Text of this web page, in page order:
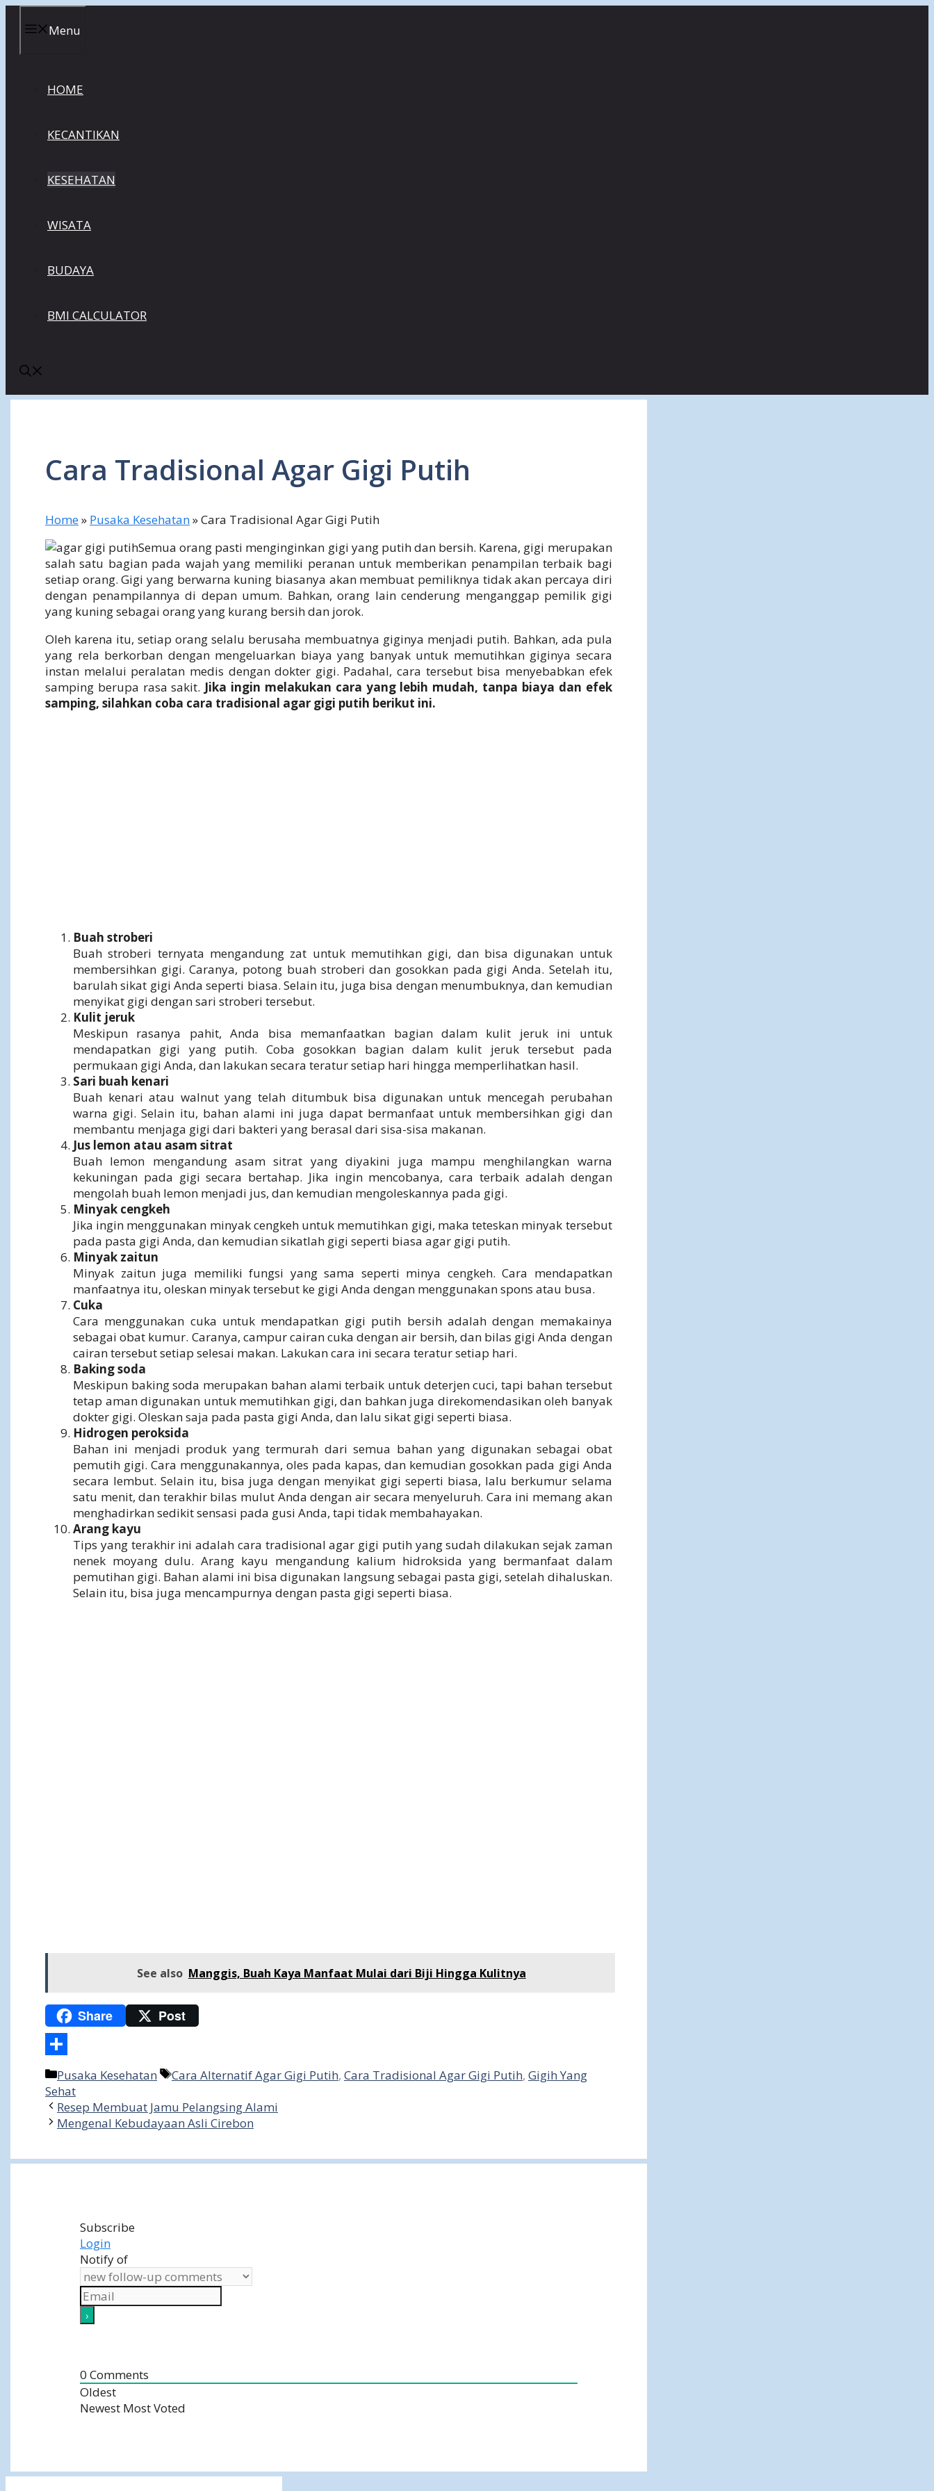
Menu
HOME
KECANTIKAN
KESEHATAN
WISATA
BUDAYA
BMI CALCULATOR
Cara Tradisional Agar Gigi Putih
Home» Pusaka Kesehatan»Cara Tradisional Agar Gigi Putih
Semua orang pasti menginginkan gigi yang putih dan bersih. Karena, gigi merupakan
salah satu bagian pada wajah yang memiliki peranan untuk memberikan penampilan terbaik bagi
setiap orang. Gigi yang berwarna kuning biasanya akan membuat pemiliknya tidak akan percaya diri
dengan penampilannya di depan umum. Bahkan, orang lain cenderung menganggap pemilik gigi
yang kuning sebagai orang yang kurang bersih dan jorok.
Oleh karena itu, setiap orang selalu berusaha membuatnya giginya menjadi putih. Bahkan, ada pula
yang rela berkorban dengan mengeluarkan biaya yang banyak untuk memutihkan giginya secara
instan melalui peralatan medis dengan dokter gigi. Padahal, cara tersebut bisa menyebabkan efek
samping berupa rasa sakit. Jika ingin melakukan cara yang lebih mudah, tanpa biaya dan efek
samping, silahkan coba cara tradisional agar gigi putih berikut ini.
Buah stroberi
Buah stroberi ternyata mengandung zat untuk memutihkan gigi, dan bisa digunakan untuk
membersihkan gigi. Caranya, potong buah stroberi dan gosokkan pada gigi Anda. Setelah itu,
barulah sikat gigi Anda seperti biasa. Selain itu, juga bisa dengan menumbuknya, dan kemudian
menyikat gigi dengan sari stroberi tersebut.
Kulit jeruk
Meskipun rasanya pahit, Anda bisa memanfaatkan bagian dalam kulit jeruk ini untuk
mendapatkan gigi yang putih. Coba gosokkan bagian dalam kulit jeruk tersebut pada
permukaan gigi Anda, dan lakukan secara teratur setiap hari hingga memperlihatkan hasil.
Sari buah kenari
Buah kenari atau walnut yang telah ditumbuk bisa digunakan untuk mencegah perubahan
warna gigi. Selain itu, bahan alami ini juga dapat bermanfaat untuk membersihkan gigi dan
membantu menjaga gigi dari bakteri yang berasal dari sisa-sisa makanan.
Jus lemon atau asam sitrat
Buah lemon mengandung asam sitrat yang diyakini juga mampu menghilangkan warna
kekuningan pada gigi secara bertahap. Jika ingin mencobanya, cara terbaik adalah dengan
mengolah buah lemon menjadi jus, dan kemudian mengoleskannya pada gigi.
Minyak cengkeh
Jika ingin menggunakan minyak cengkeh untuk memutihkan gigi, maka teteskan minyak tersebut
pada pasta gigi Anda, dan kemudian sikatlah gigi seperti biasa agar gigi putih.
Minyak zaitun
Minyak zaitun juga memiliki fungsi yang sama seperti minya cengkeh. Cara mendapatkan
manfaatnya itu, oleskan minyak tersebut ke gigi Anda dengan menggunakan spons atau busa.
Cuka
Cara menggunakan cuka untuk mendapatkan gigi putih bersih adalah dengan memakainya
sebagai obat kumur. Caranya, campur cairan cuka dengan air bersih, dan bilas gigi Anda dengan
cairan tersebut setiap selesai makan. Lakukan cara ini secara teratur setiap hari.
Bakingsoda
Meskipun baking soda merupakan bahan alami terbaik untuk deterjen cuci, tapi bahan tersebut
tetap aman digunakan untuk memutihkan gigi, dan bahkan juga direkomendasikan oleh banyak
dokter gigi. Oleskan saja pada pasta gigi Anda, dan lalu sikat gigi seperti biasa.
Hidrogen peroksida
Bahan ini menjadi produk yang termurah dari semua bahan yang digunakan sebagai obat
pemutih gigi. Cara menggunakannya, oles pada kapas, dan kemudian gosokkan pada gigi Anda
secara lembut. Selain itu, bisa juga dengan menyikat gigi seperti biasa, lalu berkumur selama
satu menit, dan terakhir bilas mulut Anda dengan air secara menyeluruh. Cara ini memang akan
menghadirkan sedikit sensasi pada gusi Anda, tapi tidak membahayakan.
Arang kayu
Tips yang terakhir ini adalah cara tradisional agar gigi putih yang sudah dilakukan sejak zaman
nenek moyang dulu. Arang kayu mengandung kalium hidroksida yang bermanfaat dalam
pemutihan gigi. Bahan alami ini bisa digunakan langsung sebagai pasta gigi, setelah dihaluskan.
Selain itu, bisa juga mencampurnya dengan pasta gigi seperti biasa.
See also Manggis, Buah Kaya Manfaat Mulai dari Biji Hingga Kulitnya
Share Post
Share
Categories
Pusaka Kesehatan Tags
Cara Alternatif Agar Gigi Putih, Cara Tradisional Agar Gigi Putih, Gigih Yang
Sehat
Resep Membuat Jamu Pelangsing Alami
Mengenal Kebudayaan Asli Cirebon
Subscribe
Login
Notify of
0 Comments
Oldest
Newest Most Voted